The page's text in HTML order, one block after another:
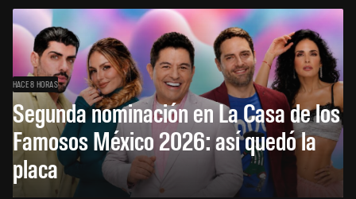
HACE 8 HORAS
Segunda nominación en La Casa de los
Famosos México 2026: así quedó la
placa